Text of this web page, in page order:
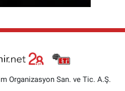
Organizasyon San. ve Tic. A.Ş.